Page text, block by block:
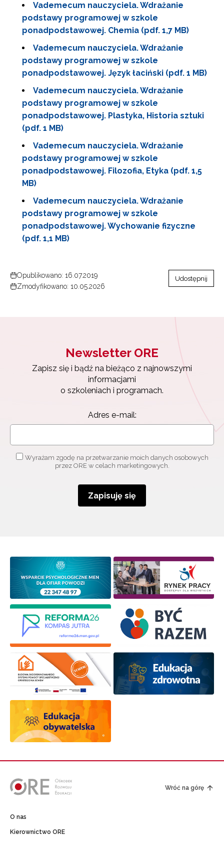
Vademecum nauczyciela. Wdrażanie
podstawy programowej w szkole
ponadpodstawowej. Chemia (pdf. 1,7 MB)
Vademecum nauczyciela. Wdrażanie
podstawy programowej w szkole
ponadpodstawowej. Język łaciński (pdf. 1 MB)
Vademecum nauczyciela. Wdrażanie
podstawy programowej w szkole
ponadpodstawowej. Plastyka, Historia sztuki
(pdf. 1 MB)
Vademecum nauczyciela. Wdrażanie
podstawy programowej w szkole
ponadpodstawowej. Filozofia, Etyka (pdf. 1,5
MB)
Vademecum nauczyciela. Wdrażanie
podstawy programowej w szkole
ponadpodstawowej. Wychowanie fizyczne
(pdf. 1,1 MB)
Opublikowano: 16.07.2019
Zmodyfikowano: 10.05.2026
Udostępnij
Newsletter ORE
Zapisz się i bądź na bieżąco z najnowszymi
informacjami
o szkoleniach i programach.
Adres e-mail:
Wyrażam zgodę na przetwarzanie moich danych osobowych
przez ORE w celach marketingowych.
Zapisuję się
Wróć na górę
O nas
Kierownictwo ORE